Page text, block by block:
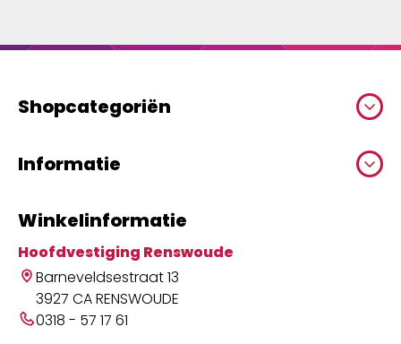
Shopcategoriën
Informatie
Winkelinformatie
Hoofdvestiging Renswoude
Barneveldsestraat 13
3927 CA RENSWOUDE
0318 - 57 17 61